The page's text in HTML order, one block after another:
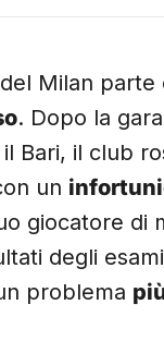
Milan parte
. Dopo la
Bari, il club
un
giocatore di
degli
problema